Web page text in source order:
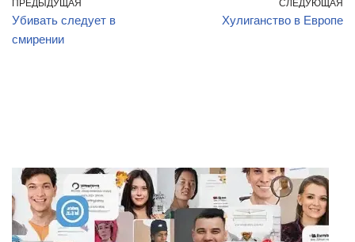
ПРЕДЫДУЩАЯ
Убивать следует в
смирении
СЛЕДУЮЩАЯ
Хулиганство в Европе